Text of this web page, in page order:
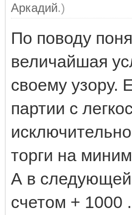
Аркадий.)
По поводу
величайшая
своему узору.
партии с
торги на
А в следующей
счетом + 1000